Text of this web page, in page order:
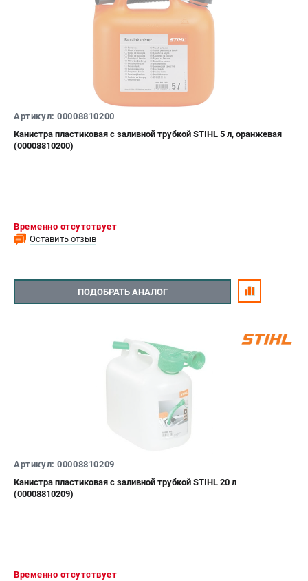
Артикул: 00008810200
Канистра пластиковая с заливной трубкой STIHL 5 л, оранжевая
(00008810200)
Временно отсутствует
Оставить отзыв
ПОДОБРАТЬ АНАЛОГ
Артикул: 00008810209
Канистра пластиковая с заливной трубкой STIHL 20 л
(00008810209)
Временно отсутствует